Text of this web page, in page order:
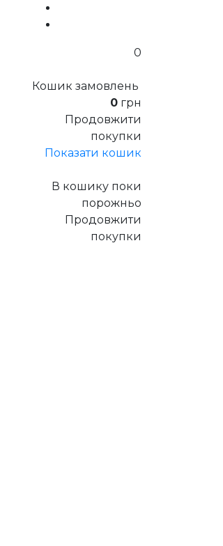
0
Кошик замовлень
0 грн
Продовжити
покупки
Показати кошик
В кошику поки
порожньо
Продовжити
покупки